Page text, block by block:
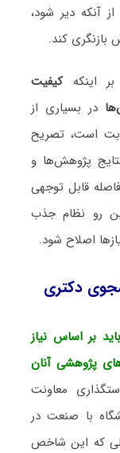
آنکه دیر شود،
کند.
اینکه کیفیت
در بسیاری از
است، تصریح
پژوهش‌ها و
قابل توجهی
رو نظام جذب
اصلاح شود.
دکتری
بر اساس نیاز
پژوهشی آنان
معاونت
با صنعت در
که این شاخص